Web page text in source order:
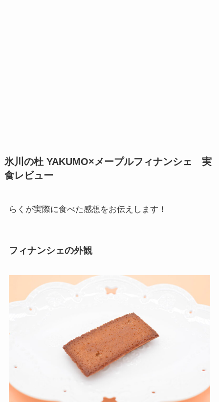
氷川の杜 YAKUMO×メープルフィナンシェ 実
食レビュー
らくが実際に食べた感想をお伝えします！
フィナンシェの外観